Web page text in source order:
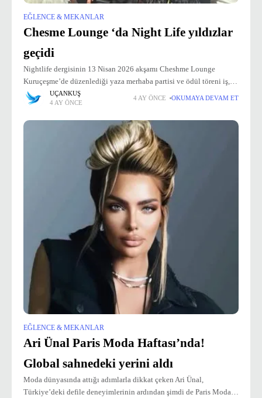
EĞLENCE & MEKANLAR
Chesme Lounge ‘da Night Life yıldızlar
geçidi
Nightlife dergisinin 13 Nisan 2026 akşamı Cheshme Lounge
Kuruçeşme’de düzenlediği yaza merhaba partisi ve ödül töreni iş,
sanat, cemiyet ve basın dünyasının yoğun ilgisi ve katılımı ile
gerçekleşti. Nightlife dergisi
UÇANKUŞ
4 AY ÖNCE
4 AY ÖNCE OKUMAYA DEVAM ET
EĞLENCE & MEKANLAR
Ari Ünal Paris Moda Haftası’nda!
Global sahnedeki yerini aldı
Moda dünyasında attığı adımlarla dikkat çeken Ari Ünal,
Türkiye’deki defile deneyimlerinin ardından şimdi de Paris Moda